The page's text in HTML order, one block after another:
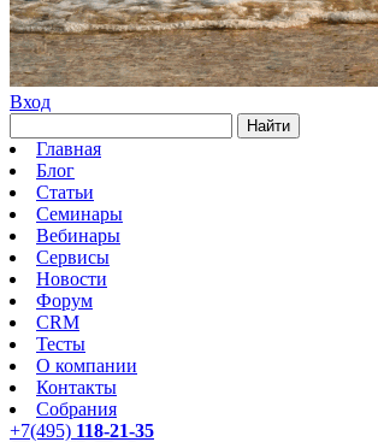
Вход
Найти
Главная
Блог
Статьи
Семинары
Вебинары
Сервисы
Новости
Форум
CRM
Тесты
О компании
Контакты
Собрания
+7(495) 118-21-35